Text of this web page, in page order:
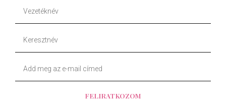
o
o
k
k
Vezetéknév
Keresztnév
Your
Email
FELIRATKOZOM